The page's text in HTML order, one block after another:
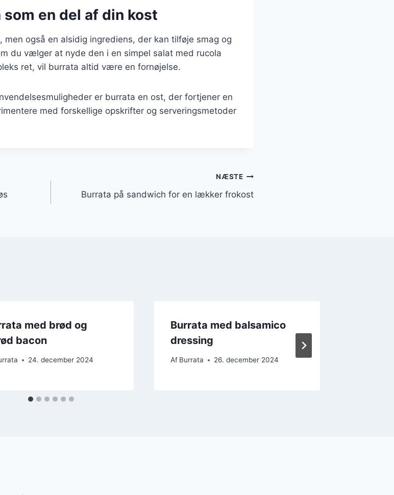
en del af din kost
også en alsidig ingrediens, der kan tilføje smag og
du vælger at nyde den i en simpel salat med rucola
ret, vil burrata altid være en fornøjelse.
er burrata en ost, der fortjener en
med forskellige opskrifter og serveringsmetoder
NÆSTE
Burrata på sandwich for en lækker frokost
med brød og
bacon
24. december 2024
Burrata med balsamico
dressing
Af Burrata 26. december 2024